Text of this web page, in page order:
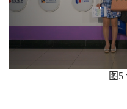
图 5